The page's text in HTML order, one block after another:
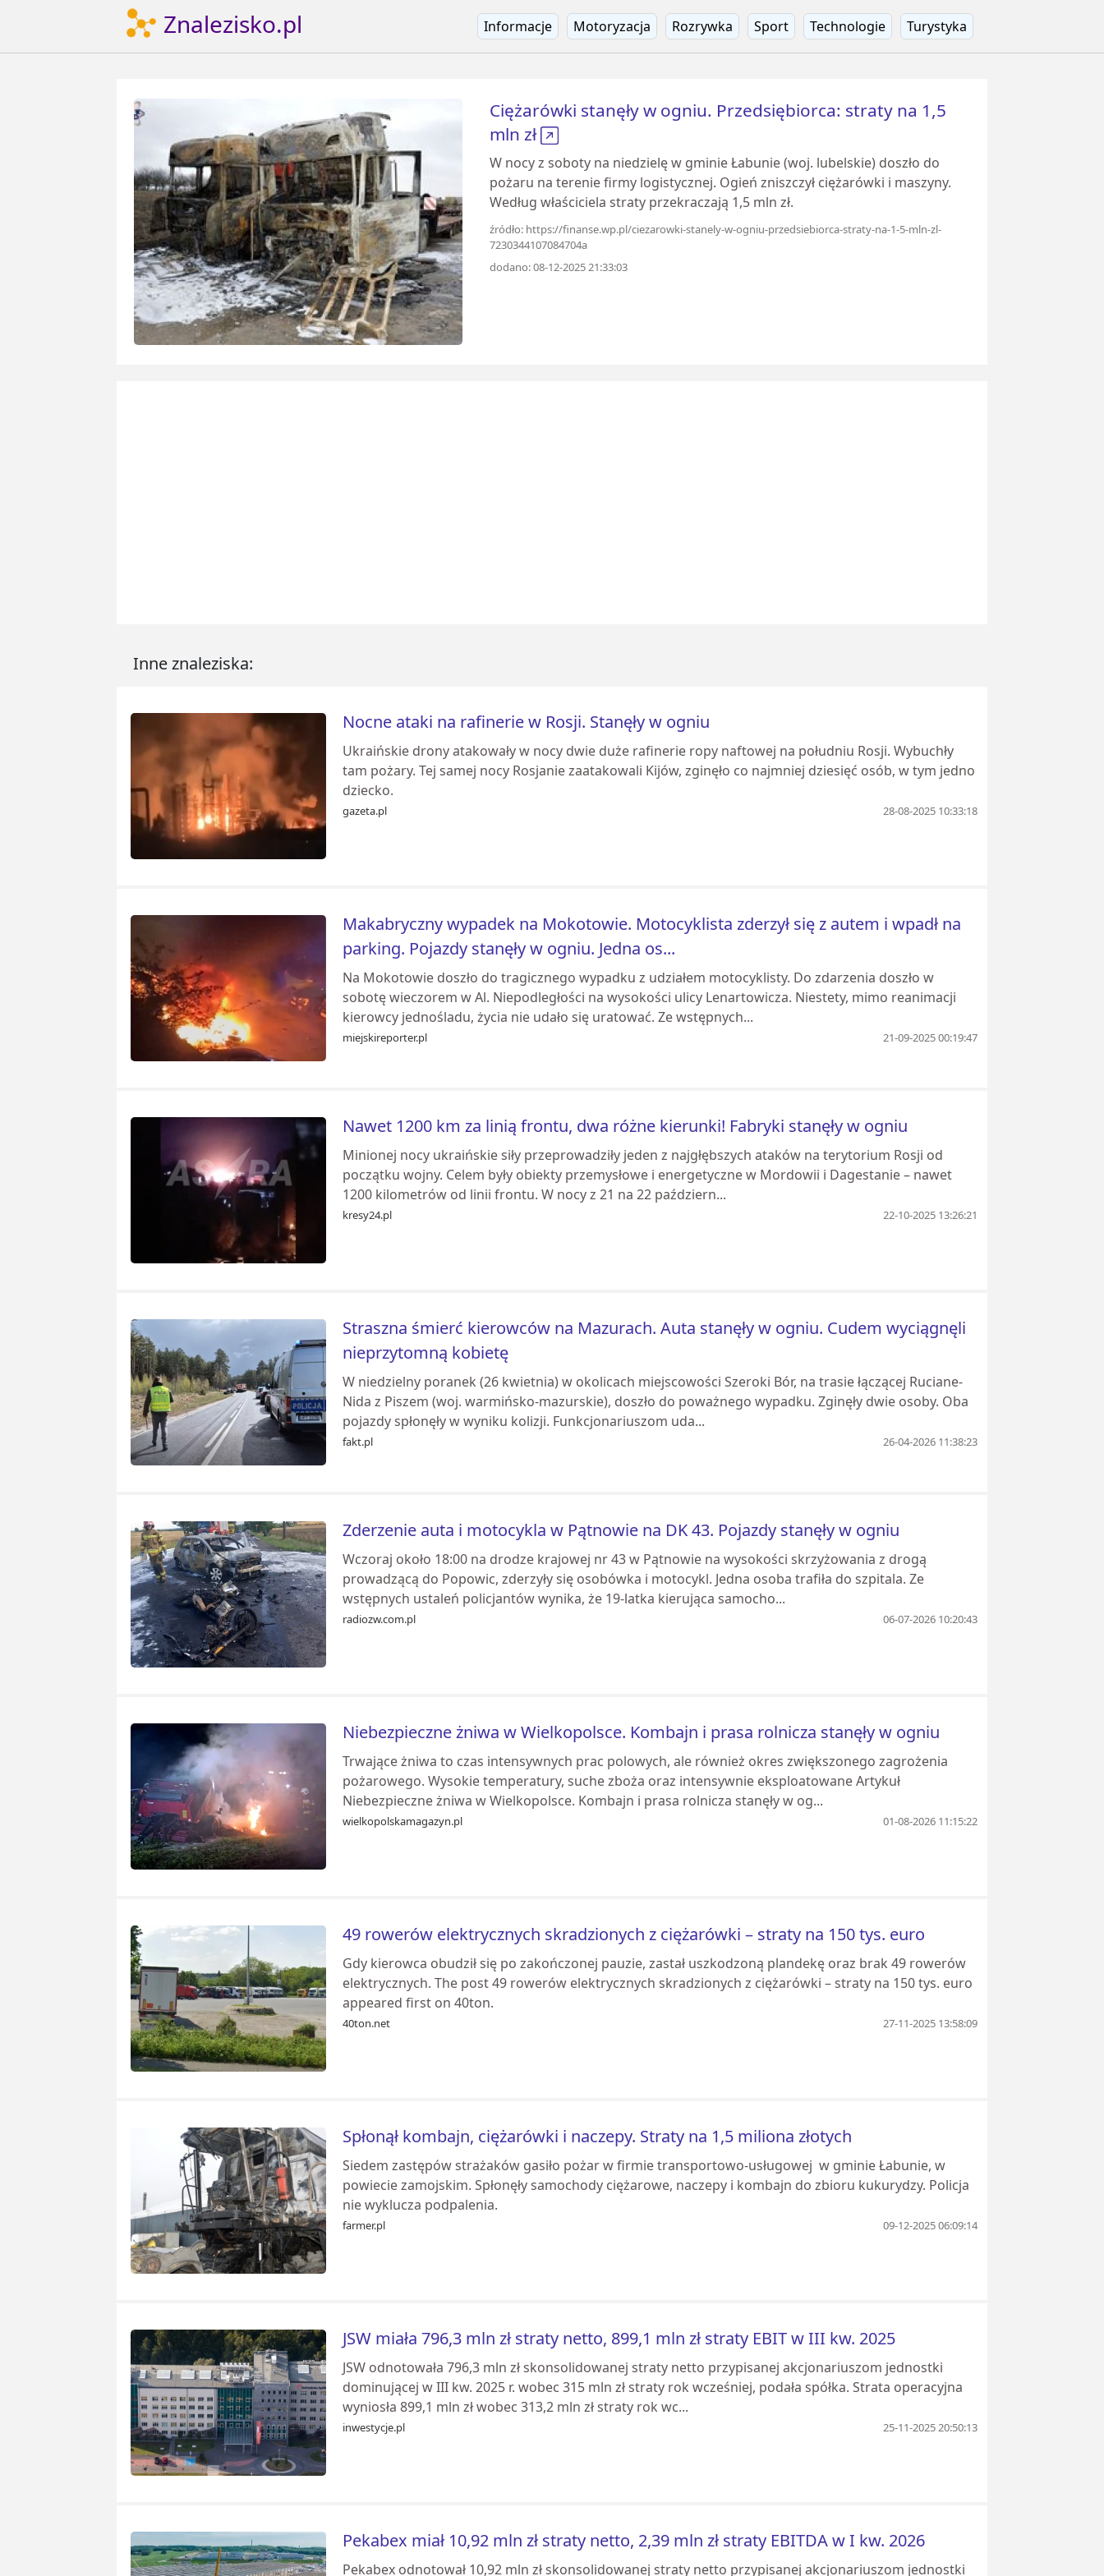
Znalezisko.pl Informacje Motoryzacja Rozrywka Sport Technologie Turystyka
Ciężarówki stanęły w ogniu. Przedsiębiorca: straty na 1,5
mln zł
W nocy z soboty na niedzielę w gminie Łabunie (woj. lubelskie) doszło do
pożaru na terenie firmy logistycznej. Ogień zniszczył ciężarówki i maszyny.
Według właściciela straty przekraczają 1,5 mln zł.
źródło: https://finanse.wp.pl/ciezarowki-stanely-w-ogniu-przedsiebiorca-straty-na-1-5-mln-zl-
7230344107084704a
dodano: 08-12-2025 21:33:03
Inne znaleziska:
Nocne ataki na rafinerie w Rosji. Stanęły w ogniu
Ukraińskie drony atakowały w nocy dwie duże rafinerie ropy naftowej na południu Rosji. Wybuchły
tam pożary. Tej samej nocy Rosjanie zaatakowali Kijów, zginęło co najmniej dziesięć osób, w tym jedno
dziecko.
gazeta.pl 28-08-2025 10:33:18
Makabryczny wypadek na Mokotowie. Motocyklista zderzył się z autem i wpadł na
parking. Pojazdy stanęły w ogniu. Jedna os...
Na Mokotowie doszło do tragicznego wypadku z udziałem motocyklisty. Do zdarzenia doszło w
sobotę wieczorem w Al. Niepodległości na wysokości ulicy Lenartowicza. Niestety, mimo reanimacji
kierowcy jednośladu, życia nie udało się uratować. Ze wstępnych...
miejskireporter.pl 21-09-2025 00:19:47
Nawet 1200 km za linią frontu, dwa różne kierunki! Fabryki stanęły w ogniu
Minionej nocy ukraińskie siły przeprowadziły jeden z najgłębszych ataków na terytorium Rosji od
początku wojny. Celem były obiekty przemysłowe i energetyczne w Mordowii i Dagestanie – nawet
1200 kilometrów od linii frontu. W nocy z 21 na 22 październ...
kresy24.pl 22-10-2025 13:26:21
Straszna śmierć kierowców na Mazurach. Auta stanęły w ogniu. Cudem wyciągnęli
nieprzytomną kobietę
W niedzielny poranek (26 kwietnia) w okolicach miejscowości Szeroki Bór, na trasie łączącej Ruciane-
Nida z Piszem (woj. warmińsko-mazurskie), doszło do poważnego wypadku. Zginęły dwie osoby. Oba
pojazdy spłonęły w wyniku kolizji. Funkcjonariuszom uda...
fakt.pl 26-04-2026 11:38:23
Zderzenie auta i motocykla w Pątnowie na DK 43. Pojazdy stanęły w ogniu
Wczoraj około 18:00 na drodze krajowej nr 43 w Pątnowie na wysokości skrzyżowania z drogą
prowadzącą do Popowic, zderzyły się osobówka i motocykl. Jedna osoba trafiła do szpitala. Ze
wstępnych ustaleń policjantów wynika, że 19-latka kierująca samocho...
radiozw.com.pl 06-07-2026 10:20:43
Niebezpieczne żniwa w Wielkopolsce. Kombajn i prasa rolnicza stanęły w ogniu
Trwające żniwa to czas intensywnych prac polowych, ale również okres zwiększonego zagrożenia
pożarowego. Wysokie temperatury, suche zboża oraz intensywnie eksploatowane Artykuł
Niebezpieczne żniwa w Wielkopolsce. Kombajn i prasa rolnicza stanęły w og...
wielkopolskamagazyn.pl 01-08-2026 11:15:22
49 rowerów elektrycznych skradzionych z ciężarówki – straty na 150 tys. euro
Gdy kierowca obudził się po zakończonej pauzie, zastał uszkodzoną plandekę oraz brak 49 rowerów
elektrycznych. The post 49 rowerów elektrycznych skradzionych z ciężarówki – straty na 150 tys. euro
appeared first on 40ton.
40ton.net 27-11-2025 13:58:09
Spłonął kombajn, ciężarówki i naczepy. Straty na 1,5 miliona złotych
Siedem zastępów strażaków gasiło pożar w firmie transportowo-usługowej w gminie Łabunie, w
powiecie zamojskim. Spłonęły samochody ciężarowe, naczepy i kombajn do zbioru kukurydzy. Policja
nie wyklucza podpalenia.
farmer.pl 09-12-2025 06:09:14
JSW miała 796,3 mln zł straty netto, 899,1 mln zł straty EBIT w III kw. 2025
JSW odnotowała 796,3 mln zł skonsolidowanej straty netto przypisanej akcjonariuszom jednostki
dominującej w III kw. 2025 r. wobec 315 mln zł straty rok wcześniej, podała spółka. Strata operacyjna
wyniosła 899,1 mln zł wobec 313,2 mln zł straty rok wc...
inwestycje.pl 25-11-2025 20:50:13
Pekabex miał 10,92 mln zł straty netto, 2,39 mln zł straty EBITDA w I kw. 2026
Pekabex odnotował 10,92 mln zł skonsolidowanej straty netto przypisanej akcjonariuszom jednostki